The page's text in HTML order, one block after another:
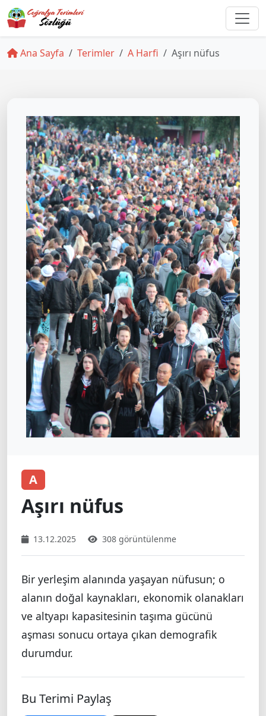
Ana Sayfa Terimler A Harfi Aşırı nüfus
A
Aşırı nüfus
13.12.2025 308 görüntülenme
Bir yerleşim alanında yaşayan nüfusun; o
alanın doğal kaynakları, ekonomik olanakları
ve altyapı kapasitesinin taşıma gücünü
aşması sonucu ortaya çıkan demografik
durumdur.
Bu Terimi Paylaş